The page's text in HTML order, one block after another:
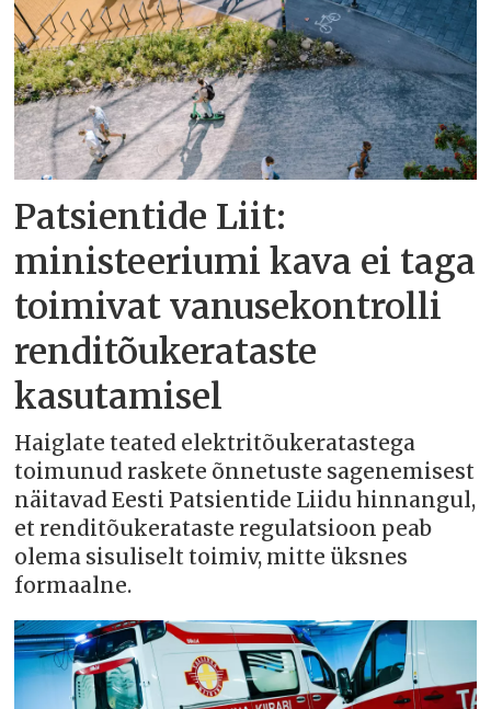
Patsientide Liit:
ministeeriumi kava ei taga
toimivat vanusekontrolli
renditõukerataste
kasutamisel
Haiglate teated elektritõukeratastega
toimunud raskete õnnetuste sagenemisest
näitavad Eesti Patsientide Liidu hinnangul,
et renditõukerataste regulatsioon peab
olema sisuliselt toimiv, mitte üksnes
formaalne.